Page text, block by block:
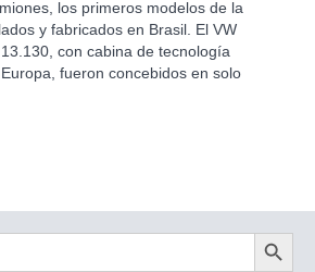
los primeros modelos de la
y fabricados en Brasil. El VW
con cabina de tecnología
fueron concebidos en solo
Search Button